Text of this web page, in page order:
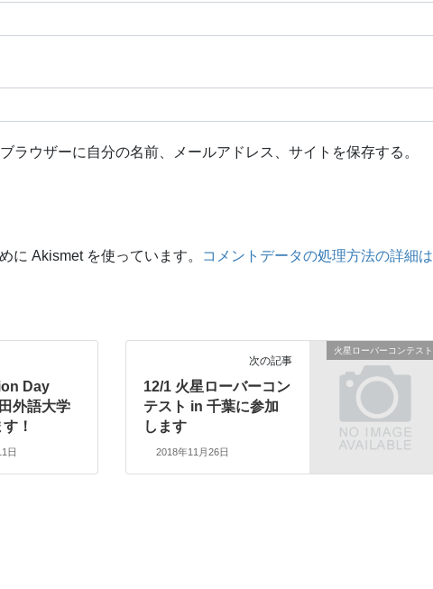
ラウザーに自分の名前、メールアドレス、サイトを保存する。
に Akismet を使っています。
コメントデータの処理方法の詳細は
Day
外語大学
！
日
火星ローバーコンテスト
次の記事
12/1 火星ローバーコン
テスト in 千葉に参加
します
2018年11月26日